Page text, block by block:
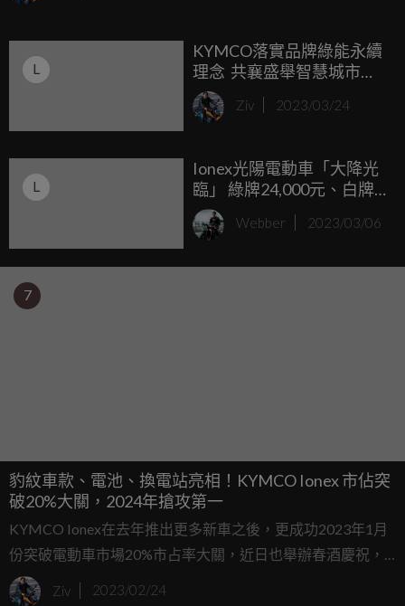
1,508台亮眼成績，以往常居第二的PBGN品牌僅295台，除
冠軍以外的PBGN品牌台數合計也都沒有Ionex台數多。
L
KYMCO落實品牌綠能永續
理念 共襄盛舉智慧城市兩
地三展 Ionex 光陽電動車號
召全台專賣店與消費者一
Ziv 2023/03/24
L
Ionex光陽電動車「大降光
臨」 綠牌24,000元、白牌
29,800元 震撼市場最低價
全車系再抽BMW純電轎跑
Webber 2023/03/06
7
豹紋車款、電池、換電站亮相！KYMCO Ionex 市佔突
破20%大關，2024年搶攻第一
KYMCO Ionex在去年推出更多新車之後，更成功2023年1月
份突破電動車市場20%市占率大關，近日也舉辦春酒慶祝，
同場還帶來了順應代言人時尚教母比莉姐風格的豹紋聯名款i-
Ziv 2023/02/24